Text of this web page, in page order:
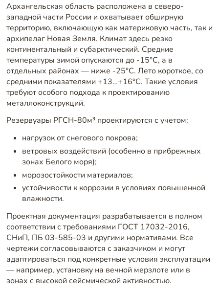
Архангельская область расположена в северо-
западной части России и охватывает обширную
территорию, включающую как материковую часть, так и
архипелаг Новая Земля. Климат здесь резко
континентальный и субарктический. Средние
температуры зимой опускаются до -15°C, а в
отдельных районах — ниже -25°C. Лето короткое, со
средними показателями +13…+16°C. Такие условия
требуют особого подхода к проектированию
металлоконструкций.
Резервуары РГСН-80м³ проектируются с учетом:
нагрузок от снегового покрова;
ветровых воздействий (особенно в прибрежных
зонах Белого моря);
морозостойкости материалов;
устойчивости к коррозии в условиях повышенной
влажности.
Проектная документация разрабатывается в полном
соответствии с требованиями ГОСТ 17032-2016,
СНиП, ПБ 03-585-03 и другими нормативами. Все
чертежи согласовываются с заказчиком и могут
адаптироваться под конкретные условия эксплуатации
— например, установку на вечной мерзлоте или в
зонах с высокой сейсмической активностью.